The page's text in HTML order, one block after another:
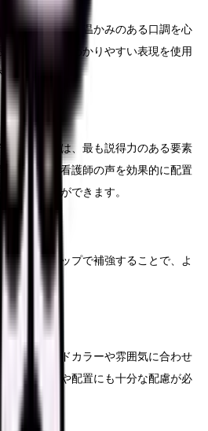
りかけるような温かみのある口調を心
限に抑え、わかりやすい表現を使用
容となります。
々の生の声は、最も説得力のある要素
なる複数の看護師の声を効果的に配置
えることができます。
切なテロップで補強することで、よ
。
設のブランドカラーや雰囲気に合わせ
字の大きさや配置にも十分な配慮が必